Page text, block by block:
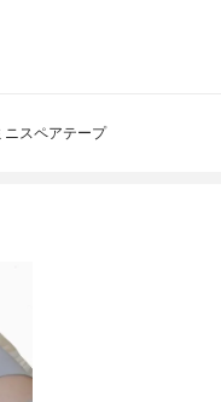
スペアテープ